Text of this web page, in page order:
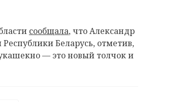
сообщала, что Александр
Беларусь, отметив,
— это новый толчок и